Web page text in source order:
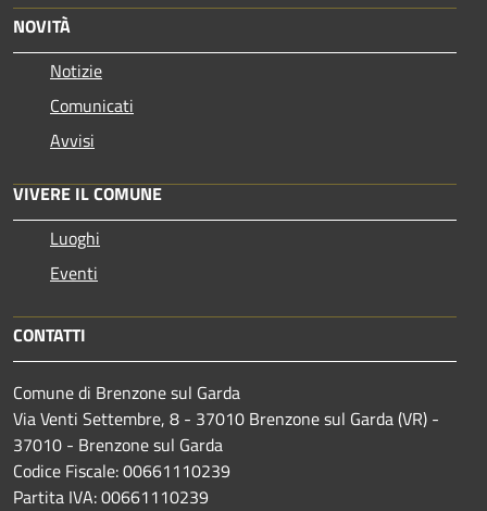
NOVITÀ
Notizie
Comunicati
Avvisi
VIVERE IL COMUNE
Luoghi
Eventi
CONTATTI
Comune di Brenzone sul Garda
Via Venti Settembre, 8 - 37010 Brenzone sul Garda (VR) -
37010 - Brenzone sul Garda
Codice Fiscale: 00661110239
Partita IVA: 00661110239